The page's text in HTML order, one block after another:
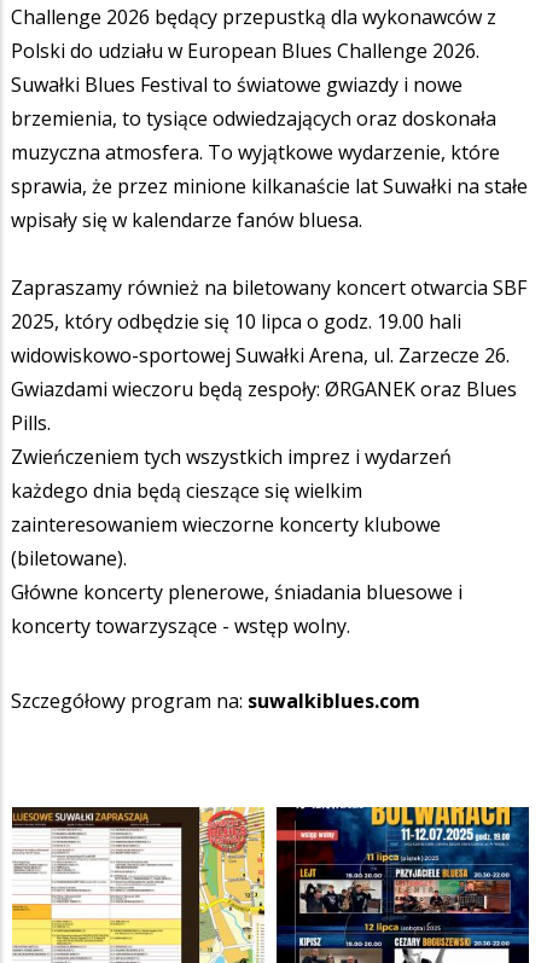
Challenge 2026 będący przepustką dla wykonawców z
Polski do udziału w European Blues Challenge 2026.
Suwałki Blues Festival to światowe gwiazdy i nowe
brzemienia, to tysiące odwiedzających oraz doskonała
muzyczna atmosfera. To wyjątkowe wydarzenie, które
sprawia, że przez minione kilkanaście lat Suwałki na stałe
wpisały się w kalendarze fanów bluesa.
Zapraszamy również na biletowany koncert otwarcia SBF
2025, który odbędzie się 10 lipca o godz. 19.00 hali
widowiskowo-sportowej Suwałki Arena, ul. Zarzecze 26.
Gwiazdami wieczoru będą zespoły: ØRGANEK oraz Blues
Pills.
Zwieńczeniem tych wszystkich imprez i wydarzeń
każdego dnia będą cieszące się wielkim
zainteresowaniem wieczorne koncerty klubowe
(biletowane).
Główne koncerty plenerowe, śniadania bluesowe i
koncerty towarzyszące - wstęp wolny.
Szczegółowy program na: suwalkiblues.com